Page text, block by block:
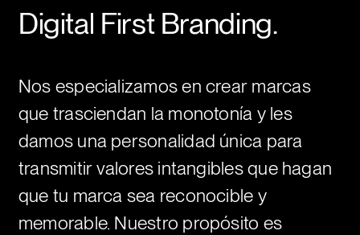
Mantente al día de
insights. Únete a nuestra
newsletter.
Empresa
¿Quieres hablar? ¡Escríbenos!
Digital First Branding.
Nos especializamos en crear marcas
que trasciendan la monotonía y les
damos una personalidad única para
transmitir valores intangibles que hagan
que tu marca sea reconocible y
memorable. Nuestro propósito es